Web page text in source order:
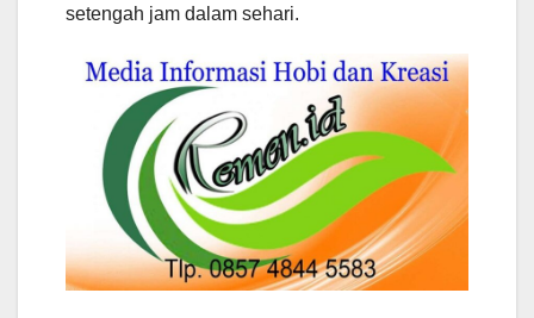
setengah jam dalam sehari.